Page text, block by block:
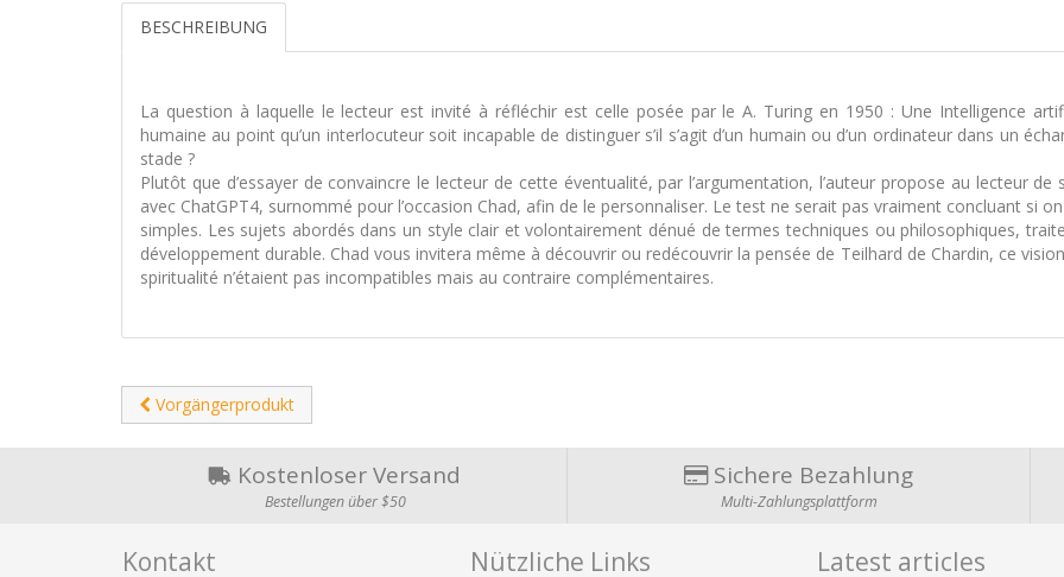
BESCHREIBUNG
La question à laquelle le lecteur est invité à réfléchir est celle posée par le A. Turing en 1950 : Une Intelligence
humaine au point qu’un interlocuteur soit incapable de distinguer s’il s’agit d’un humain ou d’un ordinateur dans un
stade ?
Plutôt que d’essayer de convaincre le lecteur de cette éventualité, par l’argumentation, l’auteur propose au lecteur
avec ChatGPT4, surnommé pour l’occasion Chad, afin de le personnaliser. Le test ne serait pas vraiment concluant si
simples. Les sujets abordés dans un style clair et volontairement dénué de termes techniques ou philosophiques,
développement durable. Chad vous invitera même à découvrir ou redécouvrir la pensée de Teilhard de Chardin, ce
spiritualité n’étaient pas incompatibles mais au contraire complémentaires.
Vorgängerprodukt
Kostenloser Versand
Bestellungen über $50
Sichere Bezahlung
Multi-Zahlungsplattform
Kontakt Nützliche Links Latest articles